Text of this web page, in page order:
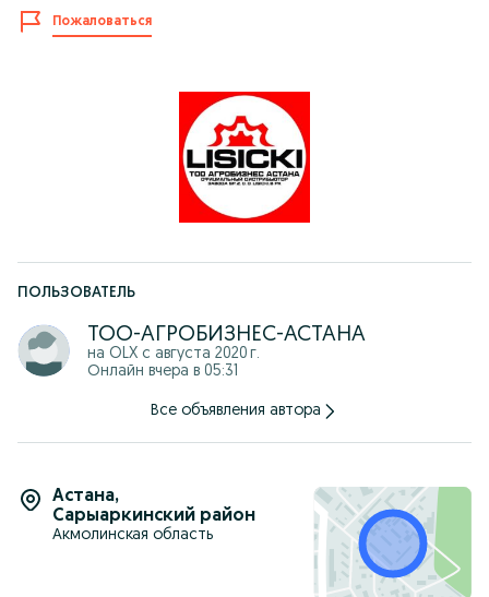
Страна-производитель: Россия.
Состояние для эксплуатации: новый.
Доставка по всему Казахстану! Рассрочка на 12 месяцев от
Пожаловаться
ПОЛЬЗОВАТЕЛЬ
ТОО-АГРОБИЗНЕС-АСТАНА
на OLX с августа 2020 г.
Онлайн вчера в 05:31
Все объявления автора
Астана,
Сарыаркинский район
Акмолинская область